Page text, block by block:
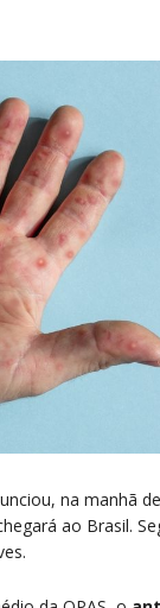
na manhã
ao Brasil.